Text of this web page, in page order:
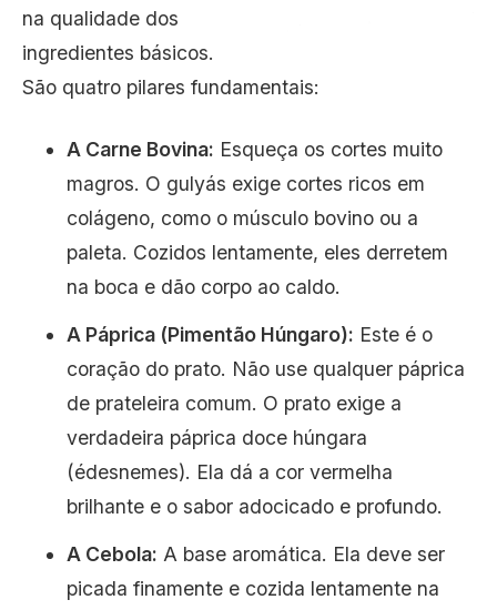
na qualidade dos
ingredientes básicos.
São quatro pilares fundamentais:
A Carne Bovina: Esqueça os cortes muito
magros. O gulyás exige cortes ricos em
colágeno, como o músculo bovino ou a
paleta. Cozidos lentamente, eles derretem
na boca e dão corpo ao caldo.
A Páprica (Pimentão Húngaro): Este é o
coração do prato. Não use qualquer páprica
de prateleira comum. O prato exige a
verdadeira páprica doce húngara
(édesnemes). Ela dá a cor vermelha
brilhante e o sabor adocicado e profundo.
A Cebola: A base aromática. Ela deve ser
picada finamente e cozida lentamente na